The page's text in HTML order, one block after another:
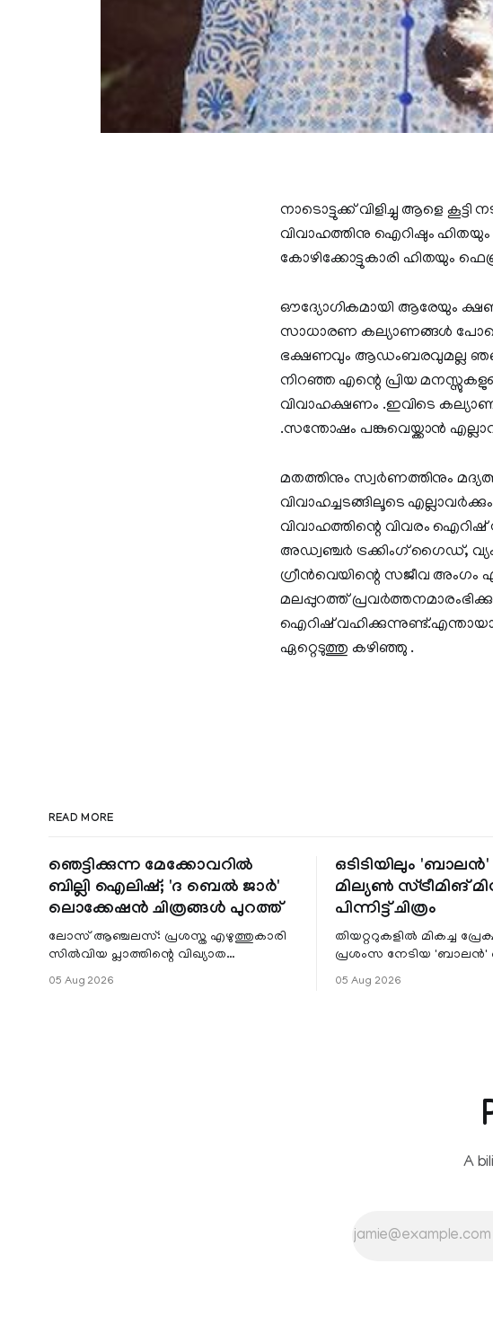
നാടൊട്ടുക്ക് വിളിച്ചു ആളെ
വിവാഹത്തിനു ഐറിഷും
കോഴിക്കോട്ടുകാരി ഹിതയും
ഔദ്യോഗികമായി ആരേയും
സാധാരണ കല്യാണങ്ങള്‍
ഭക്ഷണവും ആഡംബരവുമല്ല
നിറഞ്ഞ എന്റെ പ്രിയ
വിവാഹക്ഷണം .ഇവിടെ
.സന്തോഷം പങ്കുവെയ്ക്കാന്‍
മതത്തിനും സ്വര്‍ണത്തിനും
വിവാഹച്ചടങ്ങിലൂടെ
വിവാഹത്തിന്റെ വിവരം
അഡ്വഞ്ചര്‍ ട്രക്കിംഗ് ഗൈഡ്,
ഗ്രീന്‍വെയിന്റെ സജീവ
മലപ്പുറത്ത്
ഐറിഷ്
ഏറ്റെടുത്തു കഴിഞ്ഞു .
READ MORE
ഞെട്ടിക്കുന്ന മേക്കോവറിൽ
ബില്ലി ഐലിഷ്; 'ദ ബെൽ ജാർ'
ലൊക്കേഷൻ ചിത്രങ്ങൾ പുറത്ത്
ലോസ് ആഞ്ചലസ്: പ്രശസ്ത എഴുത്തുകാരി
സിൽവിയ പ്ലാത്തിന്റെ വിഖ്യാത
നോവലിനെ ആസ്പദമാക്കി ഒരുങ്ങുന്ന 'ദ
ബെൽ ജാർ' എന്ന ചിത്രത്തി
05 Aug 2026
ഒടിടിയിലും 'ബാലൻ'
മില്യൺ സ്ട്രീമിങ്
പിന്നിട്ട് ചിത്രം
തിയറ്ററുകളിൽ മികച്ച
പ്രശംസ നേടിയ 'ബാലൻ'
റിലീസിനുശേഷവും
തുടരുന്നു. സീ5-ൽ
05 Aug 2026
A